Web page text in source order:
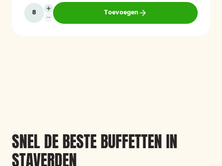
Toevoegen
SNEL DE BESTE BUFFETTEN IN
STAVERDEN